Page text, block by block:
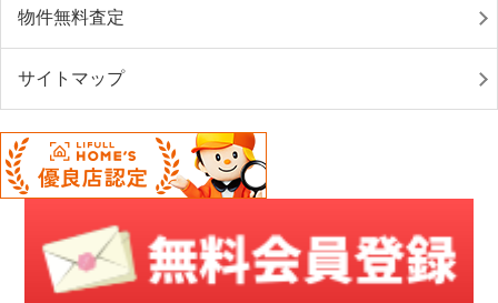
物件無料査定
サイトマップ